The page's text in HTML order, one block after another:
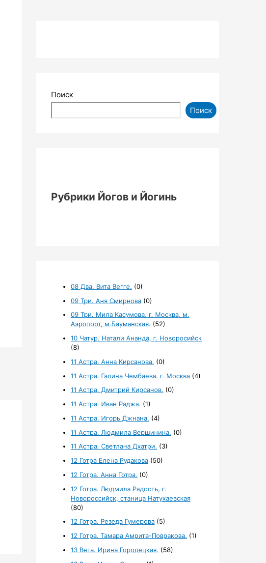
Поиск
Поиск
Рубрики Йогов и Йогинь
08 Два. Вита Вегге. (0)
09 Три. Аня Смирнова (0)
09 Три. Мила Касумова, г. Москва, м.
Аэропорт, м.Бауманская. (52)
10 Чатур. Натали Ананда, г. Новоросийск
(8)
11 Астра. Анна Кирсанова. (0)
11 Астра. Галина Чембаева. г. Москва (4)
11 Астра. Дмитрий Кирсанов. (0)
11 Астра. Иван Раджа. (1)
11 Астра. Игорь Джнана. (4)
11 Астра. Людмила Вершинина. (0)
11 Астра. Светлана Дхатри. (3)
12 Готра Елена Рудакова (50)
12 Готра. Анна Готра. (0)
12 Готра. Людмила Радость, г.
Новороссийск, станица Натухаевская
(80)
12 Готра. Резеда Гумерова (5)
12 Готра. Тамара Амрита-Повракова. (1)
13 Вега. Ирина Городецкая. (58)